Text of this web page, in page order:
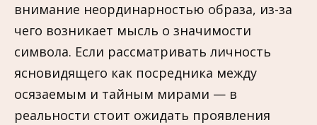
внимание неординарностью образа, из-за
чего возникает мысль о значимости
символа. Если рассматривать личность
ясновидящего как посредника между
осязаемым и тайным мирами — в
реальности стоит ожидать проявления